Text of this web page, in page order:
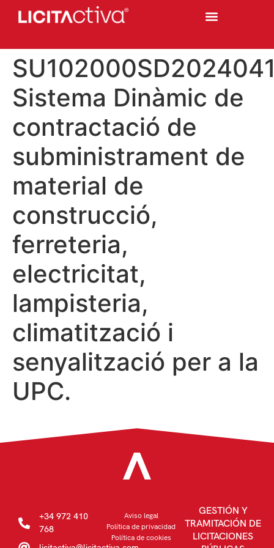
Sistema Dinàmic de
contractació de
subministrament de
material de
construcció,
ferreteria,
electricitat,
lampisteria,
climatització i
senyalització per a la
UPC.
+34 972 410
768
Aviso legal
Política de privacidad
Política de cookies
GESTIÓN Y
TRAMITACIÓN DE
LICITACIONES